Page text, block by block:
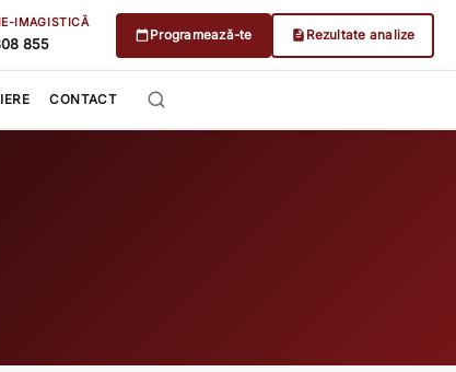
IMAGISTICĂ
855
Programează-te Rezultate analize
CONTACT